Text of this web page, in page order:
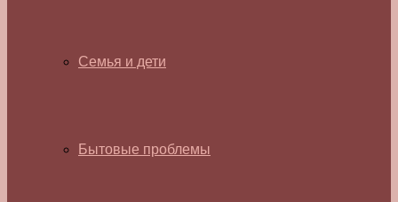
Семья и дети
Бытовые проблемы